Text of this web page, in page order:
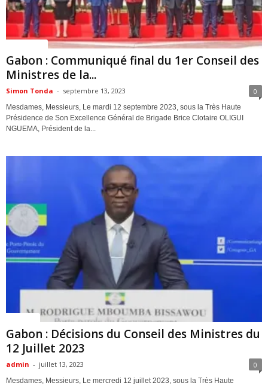
Gabon : Communiqué final du 1er Conseil des
Ministres de la...
Simon Tonda - septembre 13, 2023 0
Mesdames, Messieurs, Le mardi 12 septembre 2023, sous la Très Haute
Présidence de Son Excellence Général de Brigade Brice Clotaire OLIGUI
NGUEMA, Président de la...
Gabon : Décisions du Conseil des Ministres du
12 Juillet 2023
admin - juillet 13, 2023 0
Mesdames, Messieurs, Le mercredi 12 juillet 2023, sous la Très Haute